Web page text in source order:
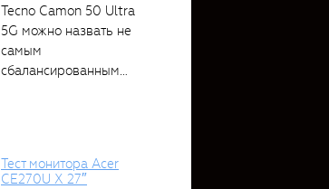
Tecno Camon 50 Ultra
5G можно назвать не
самым
сбалансированным
Тест монитора Acer
CE270U X 27″